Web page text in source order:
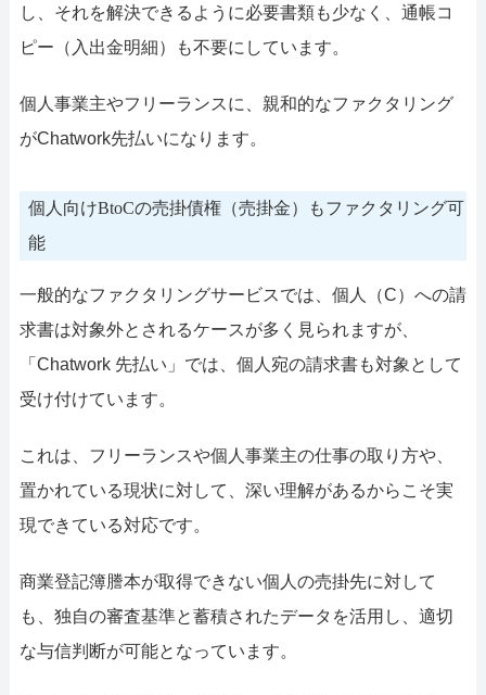
し、それを解決できるように必要書類も少なく、通帳コ
ピー（入出金明細）も不要にしています。
個人事業主やフリーランスに、親和的なファクタリング
がChatwork先払いになります。
個人向けBtoCの売掛債権（売掛金）もファクタリング可
能
一般的なファクタリングサービスでは、個人（C）への請
求書は対象外とされるケースが多く見られますが、
「Chatwork 先払い」では、個人宛の請求書も対象として
受け付けています。
これは、フリーランスや個人事業主の仕事の取り方や、
置かれている現状に対して、深い理解があるからこそ実
現できている対応です。
商業登記簿謄本が取得できない個人の売掛先に対して
も、独自の審査基準と蓄積されたデータを活用し、適切
な与信判断が可能となっています。